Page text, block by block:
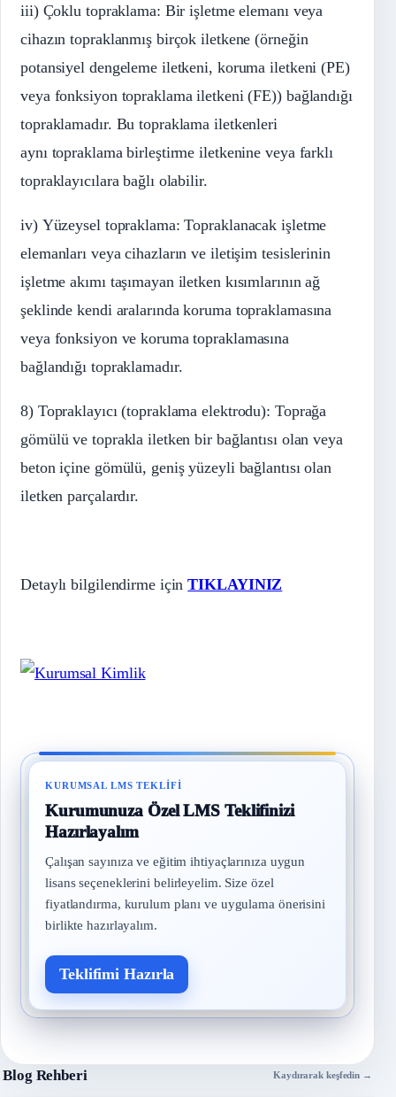
iii) Çoklu topraklama: Bir işletme elemanı veya
cihazın topraklanmış birçok iletkene (örneğin
potansiyel dengeleme iletkeni, koruma iletkeni (PE)
veya fonksiyon topraklama iletkeni (FE)) bağlandığı
topraklamadır. Bu topraklama iletkenleri
aynı topraklama birleştirme iletkenine veya farklı
topraklayıcılara bağlı olabilir.
iv) Yüzeysel topraklama: Topraklanacak işletme
elemanları veya cihazların ve iletişim tesislerinin
işletme akımı taşımayan iletken kısımlarının ağ
şeklinde kendi aralarında koruma topraklamasına
veya fonksiyon ve koruma topraklamasına
bağlandığı topraklamadır.
8) Topraklayıcı (topraklama elektrodu): Toprağa
gömülü ve toprakla iletken bir bağlantısı olan veya
beton içine gömülü, geniş yüzeyli bağlantısı olan
iletken parçalardır.
Detaylı bilgilendirme içinTIKLAYINIZ
KURUMSAL LMS TEKLIFI
Kurumunuza Özel LMS Teklifinizi
Hazırlayalım
Çalışan sayınıza ve eğitim ihtiyaçlarınıza uygun
lisans seçeneklerini belirleyelim. Size özel
fiyatlandırma, kurulum planı ve uygulama önerisini
birlikte hazırlayalım.
Teklifimi Hazırla
Blog Rehberi Kaydırarak keşfedin →